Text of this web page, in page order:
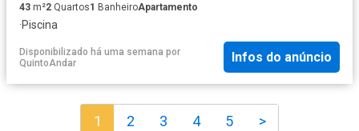
43 m²2 Quartos1 BanheiroApartamento
·Piscina
Disponibilizado há uma semana por
QuintoAndar
Infos do anúncio
1 2 3 4 5 >